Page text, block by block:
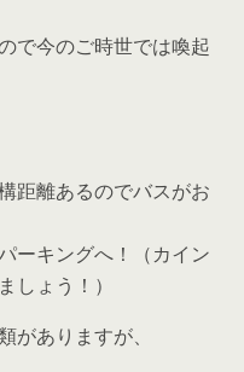
で今のご時世では喚起
距離あるのでバスがお
ーキングへ！（カイン
しょう！）
がありますが、